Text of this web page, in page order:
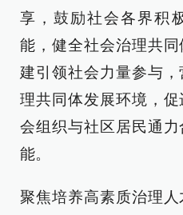
享，鼓励社会各界积
能，健全社会治理共
建引领社会力量参与
理共同体发展环境，
会组织与社区居民通
能。
聚焦培养高素质治理